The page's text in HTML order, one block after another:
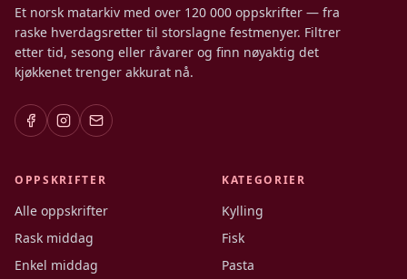
Et norsk matarkiv med over 120 000 oppskrifter — fra
raske hverdagsretter til storslagne festmenyer. Filtrer
etter tid, sesong eller råvarer og finn nøyaktig det
kjøkkenet trenger akkurat nå.
OPPSKRIFTER
Alle oppskrifter
Rask middag
Enkel middag
KATEGORIER
Kylling
Fisk
Pasta